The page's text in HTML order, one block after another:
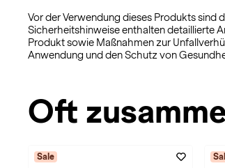
Vor der Verwendung dieses Produkts sind
Sicherheitshinweise enthalten detaillierte
Produkt sowie Maßnahmen zur
Anwendung und den Schutz von
Oft
Sale